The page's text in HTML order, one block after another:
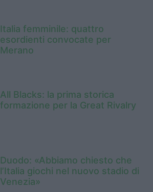
Italia femminile: quattro
esordienti convocate per
Merano
All Blacks: la prima storica
formazione per la Great Rivalry
Duodo: «Abbiamo chiesto che
l’Italia giochi nel nuovo stadio di
Venezia»